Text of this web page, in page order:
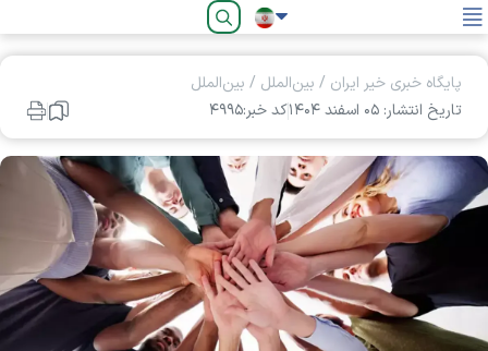
فارسی
پایگاه خبری خیر ایران / بین‌الملل / بین‌الملل
تاریخ انتشار: ۰۵ اسفند ۱۴۰۴
کد خبر:۴۹۹۵